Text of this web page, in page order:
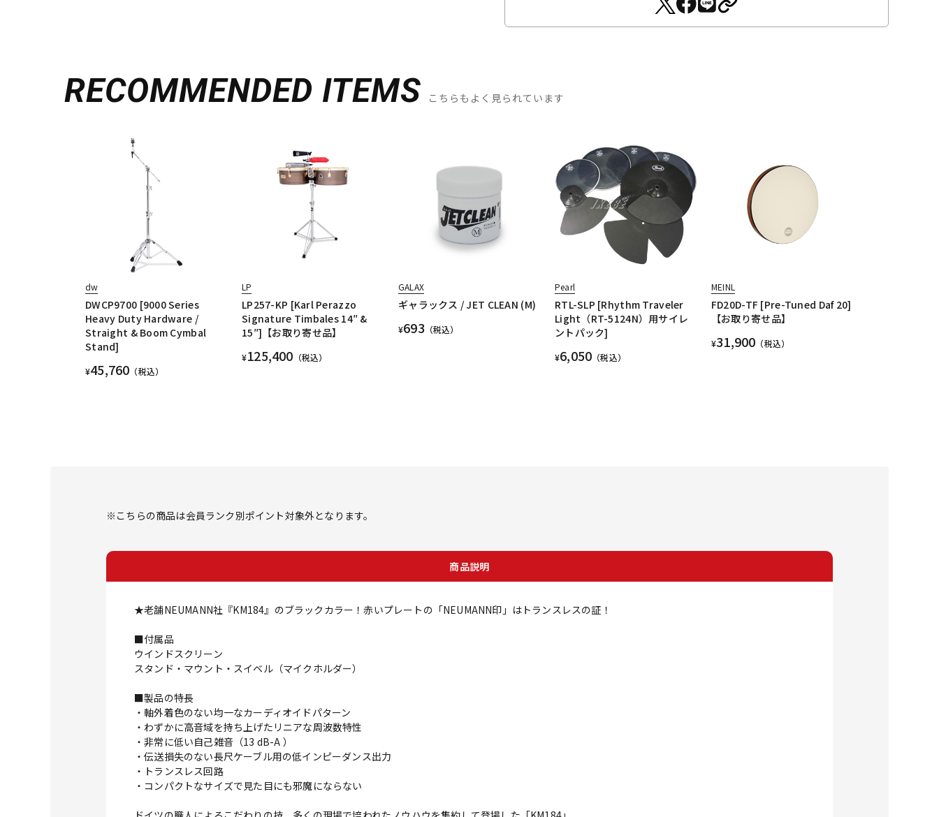
RECOMMENDED ITEMS こちらもよく見られています
dw
DWCP9700 [9000 Series
Heavy Duty Hardware /
Straight & Boom Cymbal
Stand]
¥45,760 （税込）
LP
LP257-KP [Karl Perazzo
Signature Timbales 14″ &
15″]【お取り寄せ品】
¥125,400 （税込）
GALAX
ギャラックス / JET CLEAN (M)
¥693 （税込）
Pearl
RTL-SLP [Rhythm Traveler
Light（RT-5124N）用サイレ
ントパック]
¥6,050 （税込）
MEINL
FD20D-TF [Pre-Tuned Daf 20]
【お取り寄せ品】
¥31,900 （税込）
※こちらの商品は会員ランク別ポイント対象外となります。
商品説明
★老舗NEUMANN社『KM184』のブラックカラー！赤いプレートの「NEUMANN印」はトランスレスの証！
■付属品
ウインドスクリーン
スタンド・マウント・スイベル（マイクホルダー）
■製品の特長
・軸外着色のない均一なカーディオイドパターン
・わずかに高音域を持ち上げたリニアな周波数特性
・非常に低い自己雑音（13 dB-A ）
・伝送損失のない長尺ケーブル用の低インピーダンス出力
・トランスレス回路
・コンパクトなサイズで見た目にも邪魔にならない